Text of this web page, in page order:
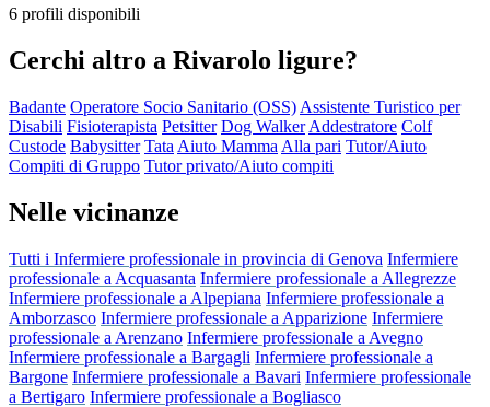
6 profili disponibili
Cerchi altro a Rivarolo ligure?
Badante Operatore Socio Sanitario (OSS) Assistente Turistico per
Disabili Fisioterapista Petsitter Dog Walker Addestratore Colf
Custode Babysitter Tata Aiuto Mamma Alla pari Tutor/Aiuto
Compiti di Gruppo Tutor privato/Aiuto compiti
Nelle vicinanze
Tutti i Infermiere professionale in provincia di Genova Infermiere
professionale a Acquasanta Infermiere professionale a Allegrezze
Infermiere professionale a Alpepiana Infermiere professionale a
Amborzasco Infermiere professionale a Apparizione Infermiere
professionale a Arenzano Infermiere professionale a Avegno
Infermiere professionale a Bargagli Infermiere professionale a
Bargone Infermiere professionale a Bavari Infermiere professionale
a Bertigaro Infermiere professionale a Bogliasco